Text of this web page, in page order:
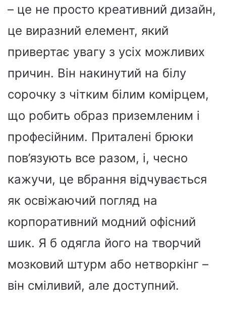
– це не просто креативний дизайн,
це виразний елемент, який
привертає увагу з усіх можливих
причин. Він накинутий на білу
сорочку з чітким білим комірцем,
що робить образ приземленим і
професійним. Приталені брюки
пов’язують все разом, і, чесно
кажучи, це вбрання відчувається
як освіжаючий погляд на
корпоративний модний офісний
шик. Я б одягла його на творчий
мозковий штурм або нетворкінг –
він сміливий, але доступний.